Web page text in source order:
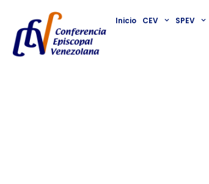
Inicio CEV SPEV